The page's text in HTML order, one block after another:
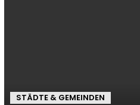
STÄDTE & GEMEINDEN